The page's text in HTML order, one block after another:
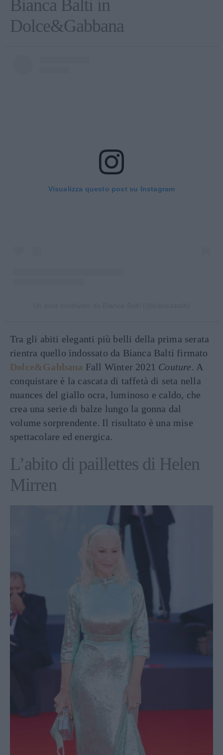
Bianca Balti in
Dolce&Gabbana
Visualizza questo post su Instagram
Tra gli abiti eleganti più belli della prima serata
rientra quello indossato da Bianca Balti firmato
Dolce&Gabbana Fall Winter 2021 Couture. A
conquistare è la cascata di taffetà di seta nella
nuances del giallo ocra, luminoso e caldo, che
crea una serie di balze lungo la gonna dal
volume sorprendente. Il risultato è una mise
spettacolare ed energica.
L’abito di paillettes di Helen
Mirren